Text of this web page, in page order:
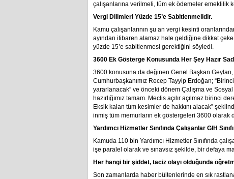
çalışanlarına verilmeli, tüm ek ödemeler emeklilik
Vergi Dilimleri Yüzde 15’e Sabitlenmelidir.
Kamu çalışanlarının şu an vergi kesinti
ayından itibaren alamaz hale geldiğine dikkat
yüzde 15’e sabitlenmesi gerektiğini söyledi.
3600 Ek Gösterge Konusunda Her Şey Hazır
3600 konusuna da değinen Genel Başkan Geylan,
Cumhurbaşkanımız Recep Tayyip Erdoğan;
yararlanacak” ve önceki dönem Çalışma ve
hazırlığımız tamam. Meclis açılır açılmaz
Eksik kalan tüm kesimler de hakkını alacak”
inmiş tüm memurların ek göstergeleri 3600 olarak
Yardımcı Hizmetler Sınıfında Çalışanlar GIH
Kamuda 110 bin Yardımcı Hizmetler Sınıfında
işe paralel olarak ve sınavsız şekilde, bir defaya
Her hangi bir şiddet, taciz olayı olduğunda
Son zamanlarda haber bültenlerinde en sık